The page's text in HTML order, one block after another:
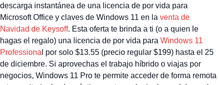
descarga instantánea de una licencia de por vida para
Microsoft Office y claves de Windows 11 en la venta de
Navidad de Keysoff. Esta oferta te brinda a ti (o a quien le
hagas el regalo) una licencia de por vida para Windows 11
Professiona l por solo $13.55 (precio regular $199) hasta el 25
de diciembre. Si aprovechas el trabajo híbrido o viajas por
negocios, Windows 11 Pro te permite acceder de forma remota